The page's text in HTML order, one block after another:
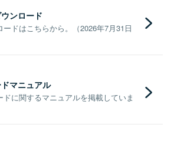
ンロード
ドはこちらから。（2026年7月31日
マニュアル
に関するマニュアルを掲載していま